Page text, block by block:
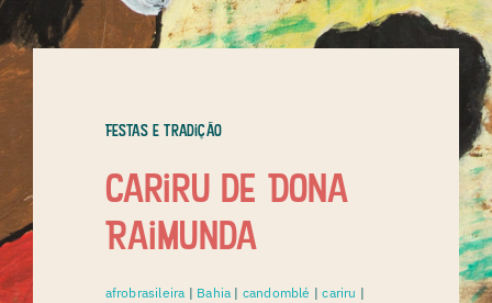
Festas e Tradição
Cariru de Dona
Raimunda
afrobrasileira | Bahia | candomblé |cariru |